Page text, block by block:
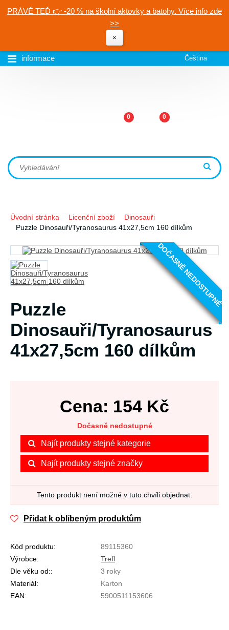
PRÁVĚ TEĎ 👉 -20 % na školní aktovky a batohy. Více info zde
>>
×
informace Čeština
0 0
Úvodní stránka Licenční zboží
Dinosauři
Puzzle Dinosauři/Tyranosaurus 41x27,5cm 160 dílkům
DOČASNĚ NEDOSTUPNÉ
Puzzle
Dinosauři/Tyranosaurus
41x27,5cm 160 dílkům
Cena: 154 Kč
Dočasně nedostupné
Najít produkty stejné kategorie
Najít produkty stejné značky
Tento produkt není možné v tuto chvíli objednat.
Přidat k oblíbeným produktům
Kód produktu:
89115360
Výrobce:
Trefl
Dle věku od::
3 roky
Materiál:
Karton
EAN:
5900511153606